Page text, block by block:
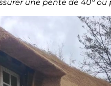
une pente de 40° ou